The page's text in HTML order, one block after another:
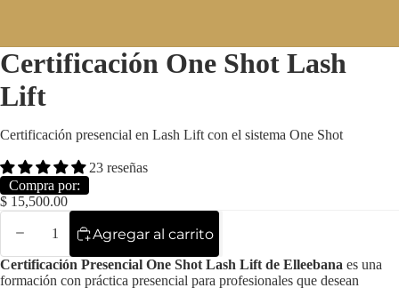
Certificación One Shot Lash
Lift
Certificación presencial en Lash Lift con el sistema One Shot
23 reseñas
Compra por:
$ 15,500.00
Agregar al carrito
Certificación Presencial One Shot Lash Lift de Elleebana es una
formación con práctica presencial para profesionales que desean